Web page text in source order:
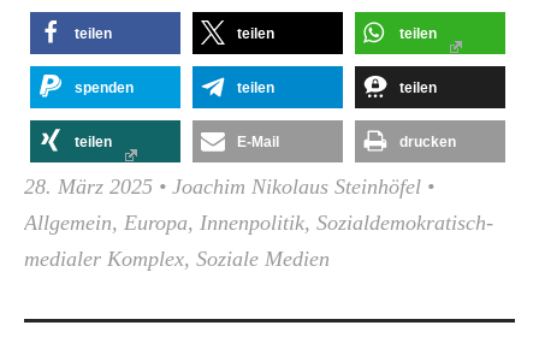
teilen teilen teilen
spenden teilen teilen
teilen E-Mail drucken
28. März 2025 • Joachim Nikolaus Steinhöfel •
Allgemein, Europa, Innenpolitik, Sozialdemokratisch-
medialer Komplex, Soziale Medien